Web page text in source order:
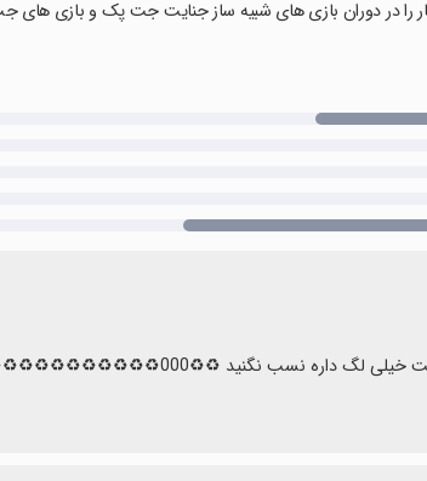
را در دوران بازی های شبیه ساز جنایت جت پک و بازی های
داره نسب نگنید ♻️♻️000♻️♻️♻️♻️♻️♻️♻️♻️♻️♻️♻️